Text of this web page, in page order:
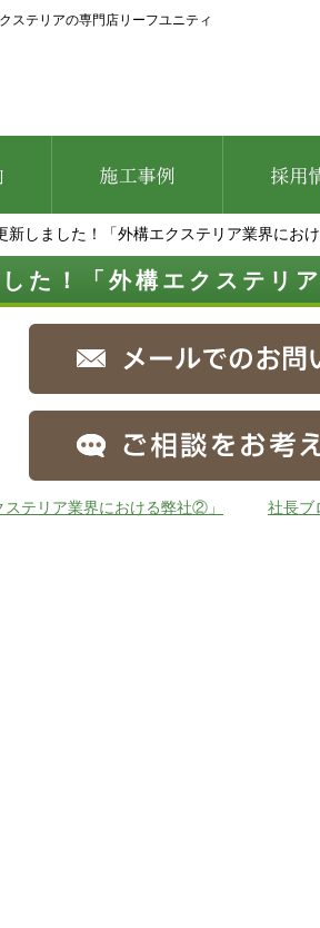
ステリアの専門店リーフユニティ
新しました！「外構エクステリア業界にお
た！「外構エクステリ
テリア業界における弊社②」 社長ブ